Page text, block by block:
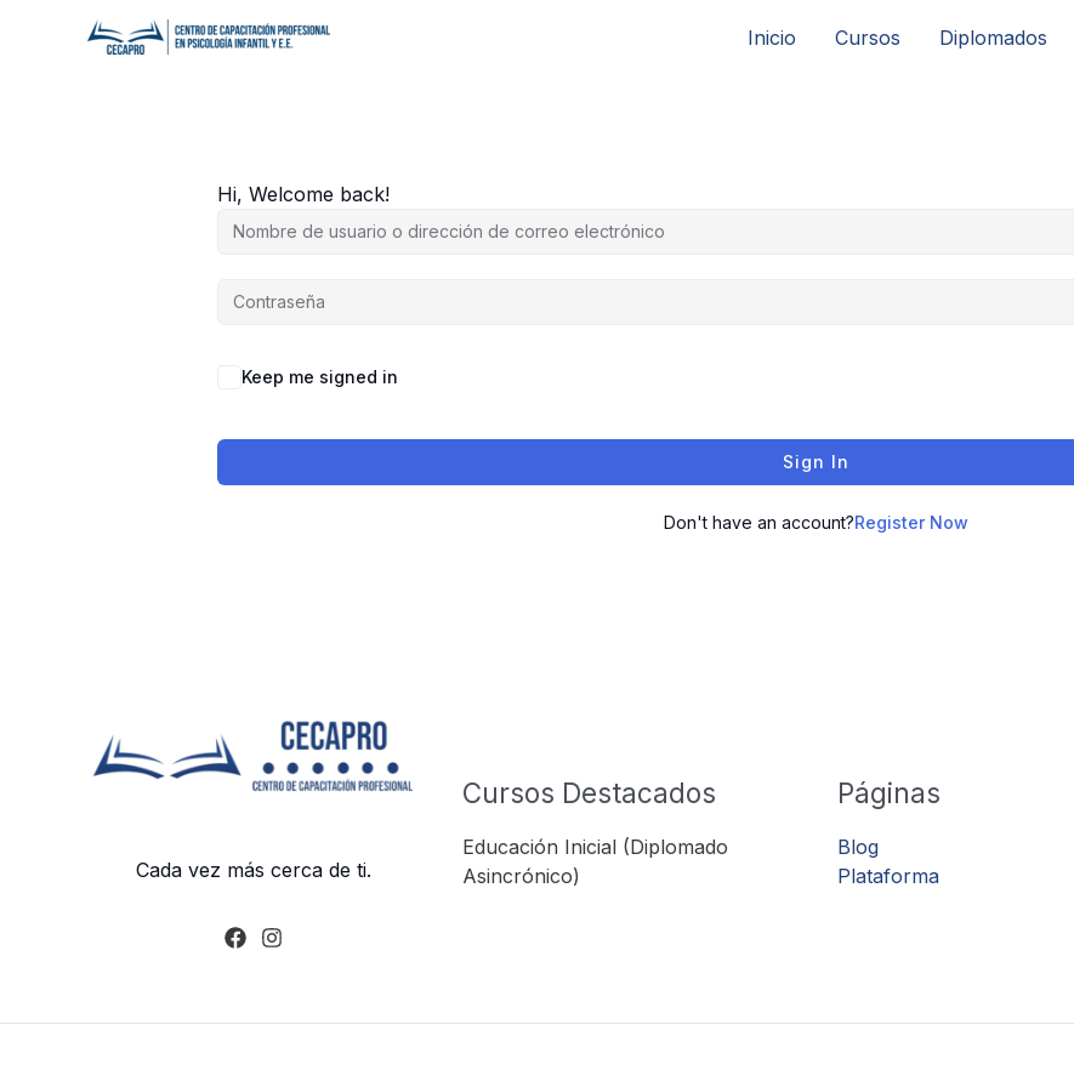
Inicio Cursos Diplomados
Hi, Welcome back!
Keep me signed in
Sign In
Don't have an account?Register Now
Cada vez más cerca de ti.
Cursos Destacados
Educación Inicial (Diplomado
Asincrónico)
Páginas
Blog
Plataforma